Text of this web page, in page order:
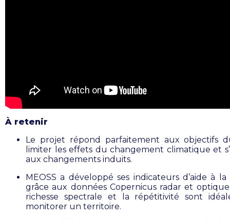
À retenir
Le projet répond parfaitement aux objectifs
limiter les effets du changement climatique et
aux changements induits.
MEOSS a développé ses indicateurs d’aide à la
grâce aux données Copernicus radar et
richesse spectrale et la répétitivité sont
monitorer un territoire.